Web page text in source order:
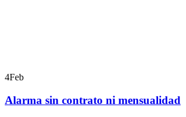
4Feb
Alarma sin contrato ni mensualidad